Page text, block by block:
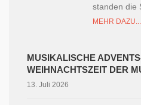
standen die
MEHR DAZU...
MUSIKALISCHE
WEIHNACHTSZEIT DER
13. Juli 2026